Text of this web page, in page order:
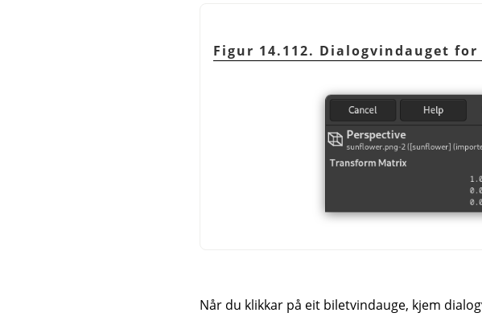
Figur 14.112. Dialogvindauget
Når du klikkar på eit biletvindauge, kjem